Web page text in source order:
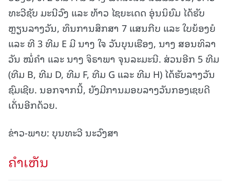
ທະວີຊັບ ມະນີວົງ ແລະ ທ້າວ ໄຊຍະເດດ ອຸ່ນນິຍົມ ໄດ້ຮັບ
ຫຼຽນລາງວັນ, ທຶນການສຶກສາ 7 ແສນກີບ ແລະ ໃບຍ້ອງຍໍ
ແລະ ທີ 3 ທີມ E ມີ ນາງ ໃຈ ວັນບຸນເຮືອງ, ນາງ ສອນທິລາ
ວັນ ໝໍ່ຄໍາ ແລະ ນາງ ຈິຣາພາ ຈຸນລະມະນີ. ສ່ວນອີກ 5 ທີມ
(ທີມ B, ທີມ D, ທີມ F, ທີມ G ແລະ ທີມ H) ໄດ້ຮັບລາງວັນ
ຊົມເຊີຍ. ນອກຈາກນີ້, ຍັງມີການມອບລາງວັນກອງເຊຍດີ
ເດັ່ນອີກດ້ວຍ.
ຂ່າວ-ພາບ: ບຸນທະວີ ນະວົງສາ
ຄໍາເຫັນ